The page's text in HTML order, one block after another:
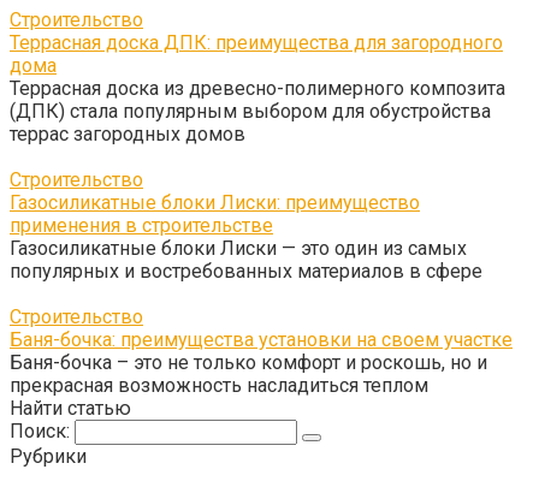
Строительство
Террасная доска ДПК: преимущества для загородного
дома
Террасная доска из древесно-полимерного композита
(ДПК) стала популярным выбором для обустройства
террас загородных домов
Строительство
Газосиликатные блоки Лиски: преимущество
применения в строительстве
Газосиликатные блоки Лиски — это один из самых
популярных и востребованных материалов в сфере
Строительство
Баня-бочка: преимущества установки на своем участке
Баня-бочка – это не только комфорт и роскошь, но и
прекрасная возможность насладиться теплом
Найти статью
Поиск:
Рубрики